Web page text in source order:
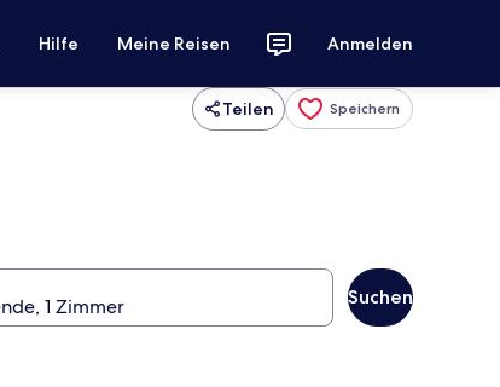
Hilfe Meine Reisen Anmelden
Teilen Speichern
Suchen